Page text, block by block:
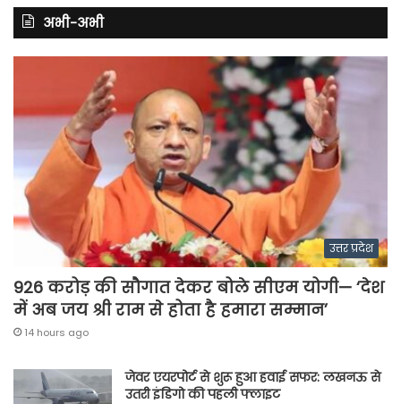
अभी-अभी
उत्तर प्रदेश
926 करोड़ की सौगात देकर बोले सीएम योगी— ‘देश
में अब जय श्री राम से होता है हमारा सम्मान’
14 hours ago
जेवर एयरपोर्ट से शुरू हुआ हवाई सफर: लखनऊ से
उतरी इंडिगो की पहली फ्लाइट